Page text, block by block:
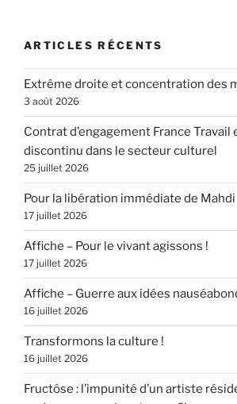
ARTICLES RÉCENTS
Extrême droite et concentration des
3 août 2026
Contrat d’engagement France Travail
discontinu dans le secteur culturel
25 juillet 2026
Pour la libération immédiate de Mahdi
17 juillet 2026
Affiche – Pour le vivant agissons !
17 juillet 2026
Affiche – Guerre aux idées
16 juillet 2026
Transformons la culture !
16 juillet 2026
Fructôse : l’impunité d’un artiste